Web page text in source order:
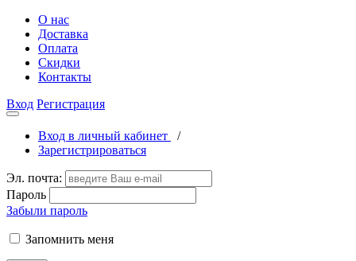
О нас
Доставка
Оплата
Скидки
Контакты
Вход Регистрация
Вход в личный кабинет
/
Зарегистрироваться
Эл. почта:
Пароль
Забыли пароль
Запомнить меня